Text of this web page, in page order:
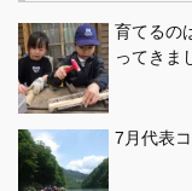
育てるの
ってきま
7月代表